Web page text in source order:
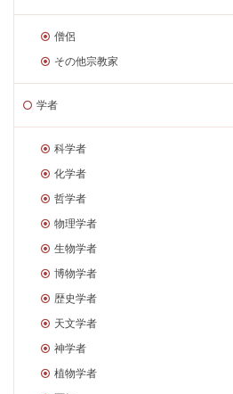
僧侶
その他宗教家
学者
科学者
化学者
哲学者
物理学者
生物学者
博物学者
歴史学者
天文学者
神学者
植物学者